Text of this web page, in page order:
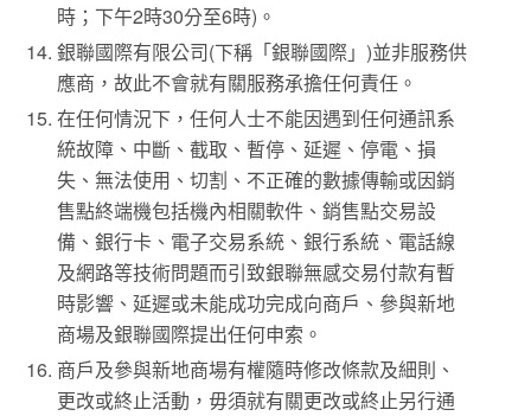
時；下午2時30分至6時)。
銀聯國際有限公司(下稱「銀聯國際」)並非服務供
應商，故此不會就有關服務承擔任何責任。
在任何情況下，任何人士不能因遇到任何通訊系
統故障、中斷、截取、暫停、延遲、停電、損
失、無法使用、切割、不正確的數據傳輸或因銷
售點終端機包括機內相關軟件、銷售點交易設
備、銀行卡、電子交易系統、銀行系統、電話線
及網路等技術問題而引致銀聯無感交易付款有暫
時影響、延遲或未能成功完成向商戶、參與新地
商場及銀聯國際提出任何申索。
商戶及參與新地商場有權隨時修改條款及細則、
更改或終止活動，毋須就有關更改或終止另行通